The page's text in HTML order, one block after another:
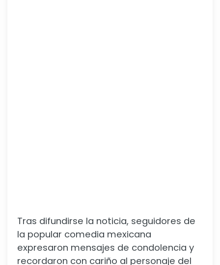
Tras difundirse la noticia, seguidores de
la popular comedia mexicana
expresaron mensajes de condolencia y
recordaron con cariño al personaje del